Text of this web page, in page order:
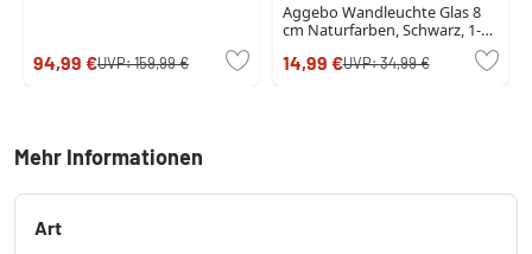
94,99 €UVP:159,99 €
Aggebo Wandleuchte Glas 8
cm Naturfarben, Schwarz, 1-
14,99 €UVP:34,99 €
Mehr Informationen
Art